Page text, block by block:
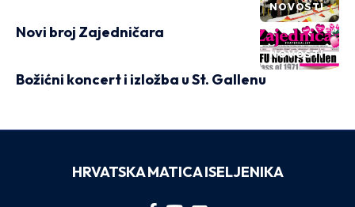
NOVOSTI
NOVOSTI
Novi broj Zajedničara
Božićni koncert i izložba u St. Gallenu
HRVATSKA MATICA ISELJENIKA